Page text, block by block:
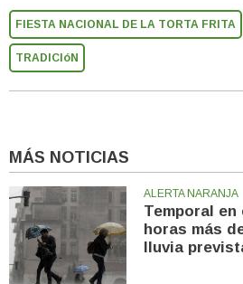
FIESTA NACIONAL DE LA TORTA FRITA
TRADICIóN
MÁS NOTICIAS
ALERTA NARANJA
Temporal en
horas más
lluvia